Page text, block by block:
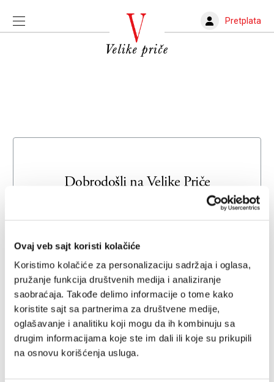
Ovaj veb sajt koristi kolačiće
Koristimo kolačiće za personalizaciju sadržaja i oglasa,
pružanje funkcija društvenih medija i analiziranje
saobraćaja. Takođe delimo informacije o tome kako
koristite sajt sa partnerima za društvene medije,
oglašavanje i analitiku koji mogu da ih kombinuju sa
drugim informacijama koje ste im dali ili koje su prikupili
na osnovu korišćenja usluga.
Pretplata
Dobrodošli naVelike Priče
Unesite svoju adresu e-pošte da biste se prijavili ili kreirali
Email adresa
Lozinka